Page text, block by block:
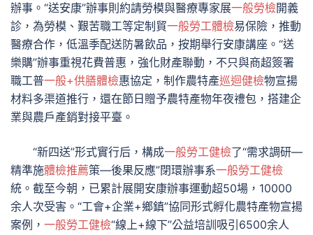
辦事。“送安康”辦事則約請勞模與醫療專家展一般勞檢開義
診，為勞模、艱苦職工等定制貿一般勞工體檢易保險，推動
醫療合作，低溫季配送防暑飲品，按期舉行安康講座。“送
樂購”辦事重視花費普惠，強化財產聯動，不只與商超簽署
職工普一般+供膳體檢惠協定，制作農特產巡迴健檢物宣揚
材料多渠道推行，還在節日贈予農特產物年夜禮包，搭建企
業與農戶產銷對接平臺。
“新四送”形式實行后，構成一般勞工健檢了“需求調研—
精準施體檢推薦策—後果反應”閉環辦事系一般勞工健檢
統。截至今朝，已累計展開安康辦事運動超50場，10000
余人次受害。“工會+企業+鄉鎮”協同形式孵化農特產物宣揚
案例， 一般勞工健檢“線上+線下”公益培訓吸引6500余人